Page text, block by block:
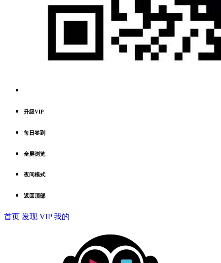
升级VIP
每日签到
全屏浏览
夜间模式
返回顶部
首页 发现 VIP 我的